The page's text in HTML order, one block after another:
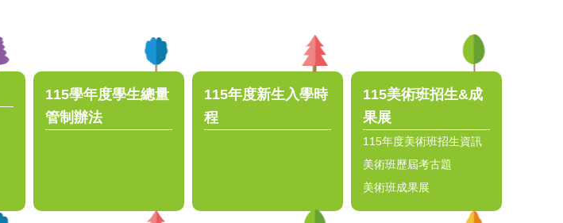
115學年度學生總量
管制辦法
115年度新生入學時
程
115美術班招生&成
果展
115年度美術班招生資訊
美術班歷屆考古題
美術班成果展